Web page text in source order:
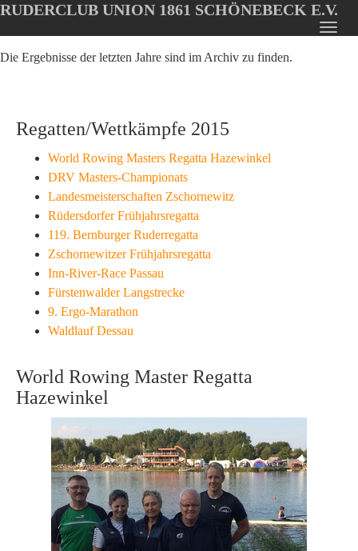
Oops, an error occurred! Code: 202608072214597bb9e4d4
to
RUDERCLUB UNION 1861 SCHÖNEBECK E.V.
Die Ergebnisse der letzten Jahre sind im Archiv zu finden.
Regatten/Wettkämpfe 2015
World Rowing Masters Regatta Hazewinkel
DRV Masters-Championats
Landesmeisterschaften Zschornewitz
Rüdersdorfer Frühjahrsregatta
119. Bernburger Ruderregatta
Zschornewitzer Frühjahrsregatta
Inn-River-Race Passau
Fürstenwalder Langstrecke
9. Ergo-Marathon
Waldlauf Dessau
World Rowing Master Regatta
Hazewinkel